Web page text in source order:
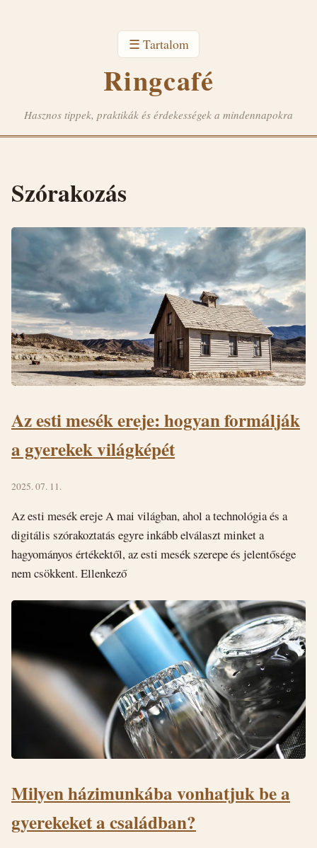
☰ Tartalom
Ringcafé
Hasznos tippek, praktikák és érdekességek a mindennapokra
Szórakozás
Az esti mesék ereje: hogyan formálják
a gyerekek világképét
2025. 07. 11.
Az esti mesék ereje A mai világban, ahol a technológia és a
digitális szórakoztatás egyre inkább elválaszt minket a
hagyományos értékektől, az esti mesék szerepe és jelentősége
nem csökkent. Ellenkező
Milyen házimunkába vonhatjuk be a
gyerekeket a családban?